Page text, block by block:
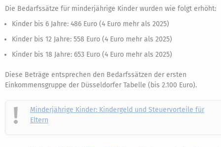
Die Bedarfssätze für minderjährige Kinder wurden wie folgt erhöht:
Kinder bis 6 Jahre: 486 Euro (4 Euro mehr als 2025)
Kinder bis 12 Jahre: 558 Euro (4 Euro mehr als 2025)
Kinder bis 18 Jahre: 653 Euro (4 Euro mehr als 2025)
Diese Beträge entsprechen den Bedarfssätzen der ersten
Einkommensgruppe der Düsseldorfer Tabelle (bis 2.100 Euro).
Minderjährige Kinder: Kindergeld und Steuervorteile für
Eltern